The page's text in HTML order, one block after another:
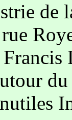
de